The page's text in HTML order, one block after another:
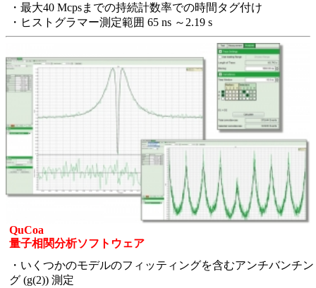
・最大40 Mcpsまでの持続計数率での時間タグ付け
・ヒストグラマー測定範囲 65 ns ～2.19 s
QuCoa
量子相関分析ソフトウェア
・いくつかのモデルのフィッティングを含むアンチバンチン
グ (g(2)) 測定